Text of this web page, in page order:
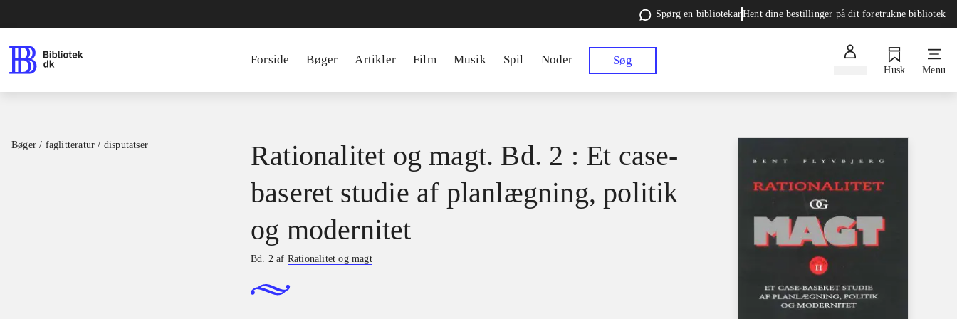
Spørg en bibliotekarHent dine bestillinger på dit foretrukne bibliotek
Forside Bøger Artikler Film Musik Spil Noder Søg
Husk Menu
Bøger / faglitteratur / disputatser
Rationalitet og magt. Bd. 2 : Et case-
baseret studie af planlægning, politik
og modernitet
Bd. 2 af Rationalitet og magt